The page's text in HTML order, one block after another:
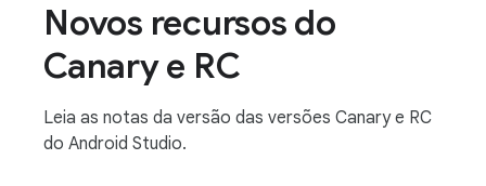
Novos recursos do
Canary e RC
Leia as notas da versão das versões Canary e RC
do Android Studio.